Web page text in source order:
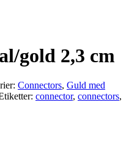
gold 2,3 cm
Connectors, Guld med
connector, connectors,